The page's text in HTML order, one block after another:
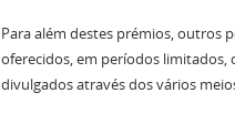
Para além destes prémios, outros
oferecidos, em períodos limitados,
divulgados através dos vários